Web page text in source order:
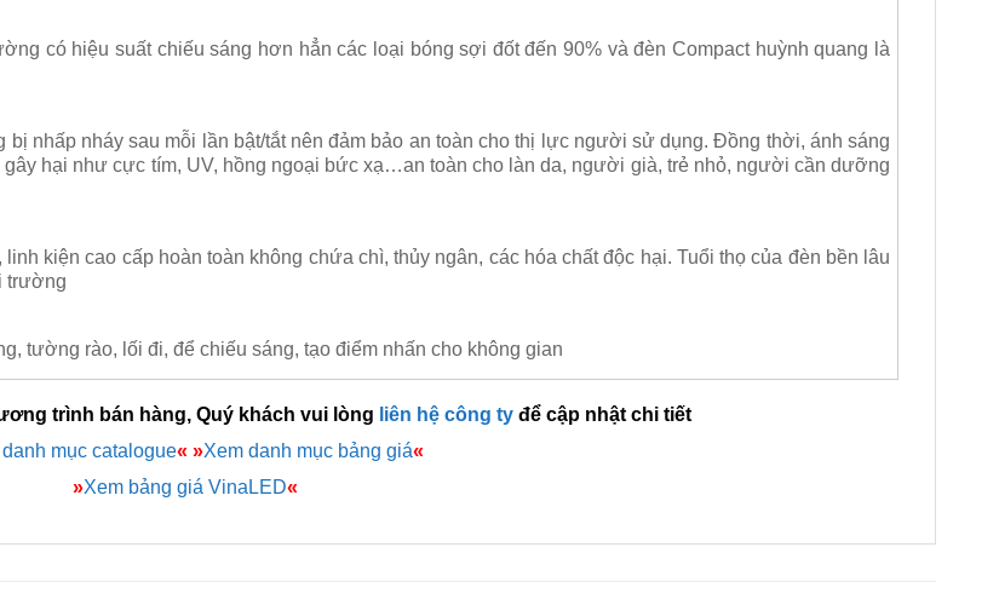
có hiệu suất chiếu sáng hơn hẳn các loại bóng sợi đốt đến 90% và đèn Compact huỳnh quang là
nhấp nháy sau mỗi lần bật/tắt nên đảm bảo an toàn cho thị lực người sử dụng. Đồng thời, ánh sáng
gây hại như cực tím, UV, hồng ngoại bức xạ…an toàn cho làn da, người già, trẻ nhỏ, người cần dưỡng
kiện cao cấp hoàn toàn không chứa chì, thủy ngân, các hóa chất độc hại. Tuổi thọ của đèn bền lâu
trường
tường rào, lối đi, để chiếu sáng, tạo điểm nhấn cho không gian
trình bán hàng, Quý khách vui lòng liên hệ công ty để cập nhật chi tiết
mục catalogue« »Xem danh mục bảng giá«
»Xem bảng giá VinaLED«